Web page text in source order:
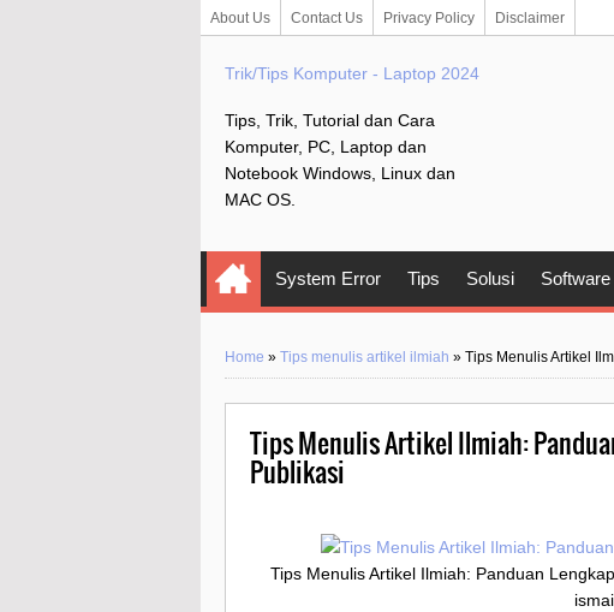
About Us Contact Us Privacy Policy Disclaimer
Trik/Tips Komputer - Laptop 2024
Tips, Trik, Tutorial dan Cara
Komputer, PC, Laptop dan
Notebook Windows, Linux dan
MAC OS.
System Error Tips Solusi Software
Home » Tips menulis artikel ilmiah » Tips Menulis Artikel
Tips Menulis Artikel Ilmiah:
Publikasi
Tips Menulis Artikel Ilmiah: Panduan